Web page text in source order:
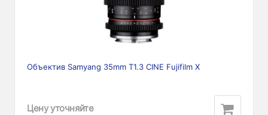
Объектив Samyang 35mm T1.3 CINE Fujifilm X
Цену уточняйте